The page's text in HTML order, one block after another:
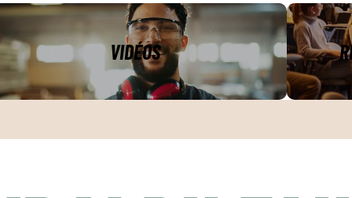
Vidéos VIDÉOS
Ressources